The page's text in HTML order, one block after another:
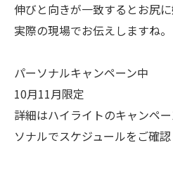
伸びと向きが一致するとお尻に
実際の現場でお伝えしますね。
パーソナルキャンペーン中
10月11月限定
詳細はハイライトのキャンペ
ソナルでスケジュールをご確認